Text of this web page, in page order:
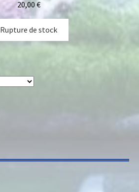
20,00 €
Rupture de stock